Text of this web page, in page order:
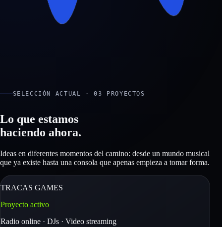
SELECCIÓN ACTUAL · 03 PROYECTOS
Lo que estamos
haciendo ahora.
Ideas en diferentes momentos del camino: desde un mundo musical
que ya existe hasta una consola que apenas empieza a tomar forma.
TRACAS GAMES
Proyecto activo
Radio online · DJs · Video streaming